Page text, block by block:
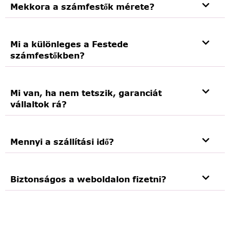
Mekkora a számfestők mérete?
Mi a különleges a Festede
számfestőkben?
Mi van, ha nem tetszik, garanciát
vállaltok rá?
Mennyi a szállítási idő?
Biztonságos a weboldalon fizetni?